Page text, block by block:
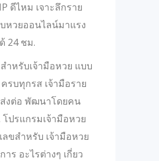
ดีไหม เจาะลึกราย
บหวยออนไลน์มาแรง
24 ชม.
ำหรับเจ้ามือหวย แบบ
รบทุกรส เจ้ามือราย
งต่อ พัฒนาโดยคน
โปรแกรมเจ้ามือหวย
ลขสำหรับ เจ้ามือหวย
าร อะไรต่างๆ เกี่ยว